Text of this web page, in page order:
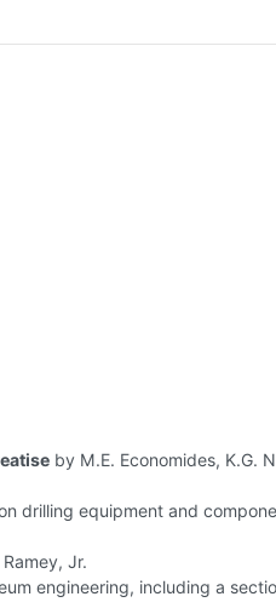
by M.E. Economides, K.G.
drilling equipment and
Jr.
engineering, including a